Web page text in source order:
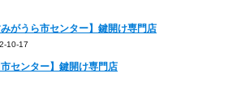
がうら市センター】鍵開け専門店
10-17
センター】鍵開け専門店